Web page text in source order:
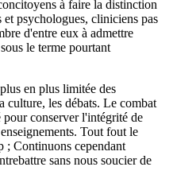
à faire la distinction
et psychologues, cliniciens pas
d'entre eux à admettre
le terme pourtant
en plus limitée des
culture, les débats. Le combat
conserver l'intégrité de
Tout fout le
; Continuons cependant
sans nous soucier de